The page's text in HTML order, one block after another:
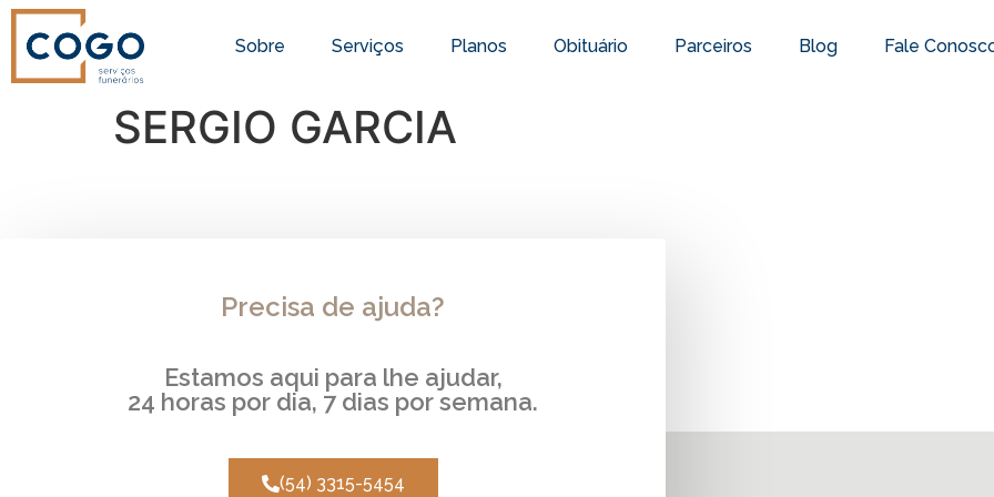
Sobre Serviços Planos Obituário Parceiros Blog Fale
SERGIO GARCIA
Precisa de ajuda?
Estamos aqui para lhe ajudar,
24 horas por dia, 7 dias por semana.
(54) 3315-5454